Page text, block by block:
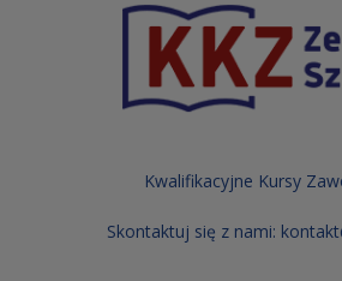
Kwalifikacyjne Kursy
Skontaktuj się z nami: